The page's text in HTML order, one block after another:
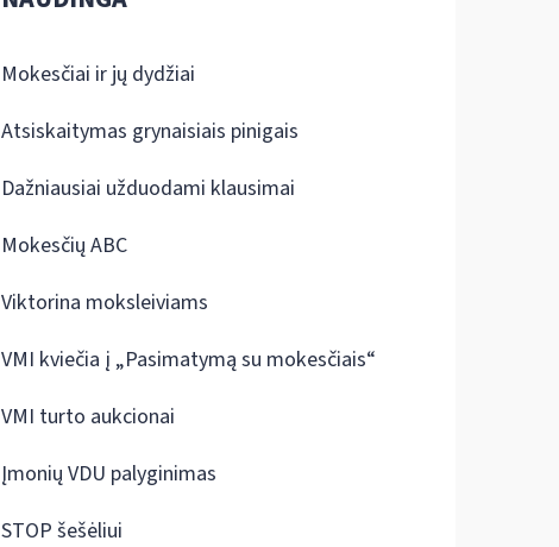
Mokesčiai ir jų dydžiai
Atsiskaitymas grynaisiais pinigais
Dažniausiai užduodami klausimai
Mokesčių ABC
Viktorina moksleiviams
VMI kviečia į „Pasimatymą su mokesčiais“
VMI turto aukcionai
Įmonių VDU palyginimas
STOP šešėliui